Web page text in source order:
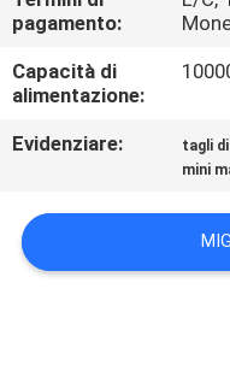
NOTIZIE
CASI
CHIEDI
UN
pagamento:
Capacità di
alimentazione:
Evidenziare: tagli
mini